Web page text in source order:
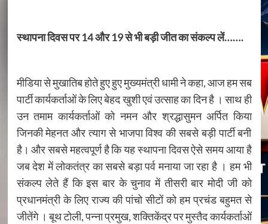
स्थापना दिवस पर 14 और 19 से भी बड़ी जीत का संकल्प लें…….
मीडिया से मुखातिब होते हुए हुए मुख्यमंत्री धामी ने कहा, आज हम सब
पार्टी कार्यकर्ताओं के लिए बेहद खुशी एवं उत्साह का दिन है । साथ ही
उन तमाम कार्यकर्ताओं को नमन और श्रद्धासुमन अर्पित किया
जिनकी मेहनत और त्याग से भाजपा विश्व की सबसे बड़ी पार्टी बनी
है। और सबसे महत्वपूर्ण है कि यह स्थापना दिवस ऐसे समय आया है
जब देश में लोकतंत्र का सबसे बड़ा पर्व मनाया जा रहा है । हम भी
संकल्प लेते हैं कि इस बार के चुनाव में तीसरी बार मोदी जी को
प्रधानमंत्री के लिए राज्य की पांचो सीटों को हम प्रचंड बहुमत से
जीतेंगे । बूथ टोली, पन्ना प्रमुख, शक्तिकेंद्र पर मुस्तैद कार्यकर्ताओं